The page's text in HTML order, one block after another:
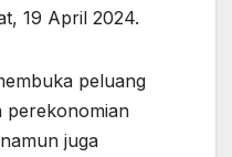
19 April 2024.
peluang
perekonomian
juga